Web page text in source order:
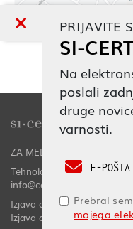
PRIJAVITE
SI-
Na
poslali
druge
varnosti.
Vnesite e-
Prebral
mojega
ZA MEDIJE
Tehnološki park 18, 1000
info@cert.si
Izjava o zasebnosti
Izjava o dostopnosti spletišč